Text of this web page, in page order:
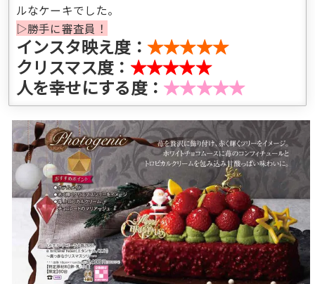
ルなケーキでした。
▷勝手に審査員！
インスタ映え度： ★★★★★
クリスマス度： ★★★★★
人を幸せにする度： ★★★★★